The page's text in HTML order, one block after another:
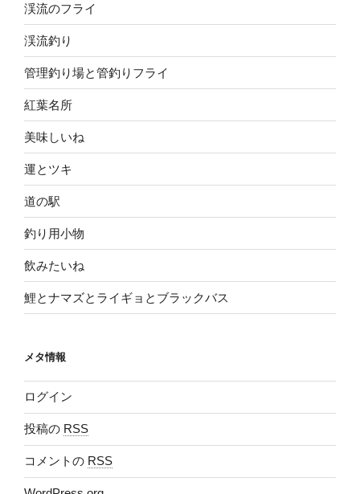
渓流のフライ
渓流釣り
管理釣り場と管釣りフライ
紅葉名所
美味しいね
運とツキ
道の駅
釣り用小物
飲みたいね
鯉とナマズとライギョとブラックバス
メタ情報
ログイン
投稿の RSS
コメントの RSS